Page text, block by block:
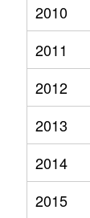
2010
2011
2012
2013
2014
2015